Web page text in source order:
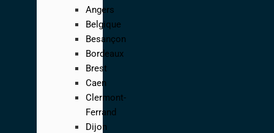
Angers
Belgique
Besançon
Bordeaux
Brest
Caen
Clermont-
Ferrand
Dijon